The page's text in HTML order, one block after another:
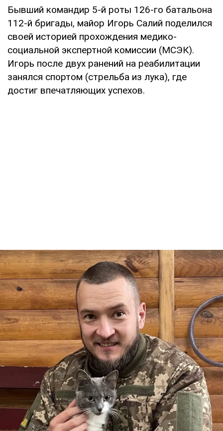
Бывший командир 5-й роты 126-го батальона
112-й бригады, майор Игорь Салий поделился
своей историей прохождения медико-
социальной экспертной комиссии (МСЭК).
Игорь после двух ранений на реабилитации
занялся спортом (стрельба из лука), где
достиг впечатляющих успехов.